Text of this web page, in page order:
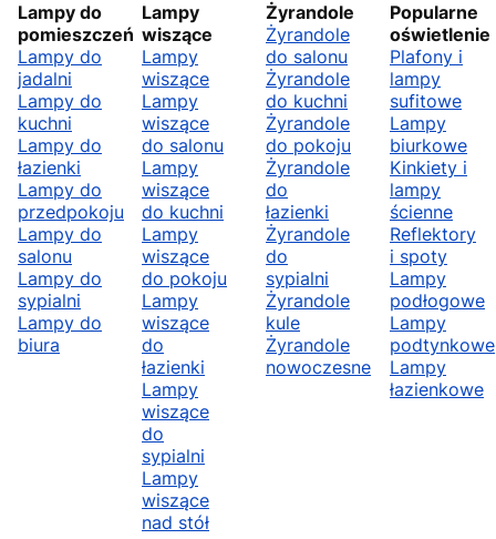
Lampy do
pomieszczeń
Lampy do
jadalni
Lampy do
kuchni
Lampy do
łazienki
Lampy do
przedpokoju
Lampy do
salonu
Lampy do
sypialni
Lampy do
biura
Lampy
wiszące
Lampy
wiszące
Lampy
wiszące
do salonu
Lampy
wiszące
do kuchni
Lampy
wiszące
do pokoju
Lampy
wiszące
do
łazienki
Lampy
wiszące
do
sypialni
Lampy
wiszące
nad stół
Żyrandole
Żyrandole
do salonu
Żyrandole
do kuchni
Żyrandole
do pokoju
Żyrandole
do
łazienki
Żyrandole
do
sypialni
Żyrandole
kule
Żyrandole
nowoczesne
Popularne
oświetlenie
Plafony i
lampy
sufitowe
Lampy
biurkowe
Kinkiety i
lampy
ścienne
Reflektory
i spoty
Lampy
podłogowe
Lampy
podtynkowe
Lampy
łazienkowe